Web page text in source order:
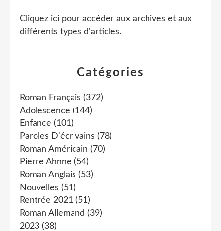
Catégories
Roman Français (372)
Adolescence (144)
Enfance (101)
Paroles D'écrivains (78)
Roman Américain (70)
Pierre Ahnne (54)
Roman Anglais (53)
Nouvelles (51)
Rentrée 2021 (51)
Roman Allemand (39)
2023 (38)
Cliquez ici pour accéder aux archives et aux
différents types d'articles.